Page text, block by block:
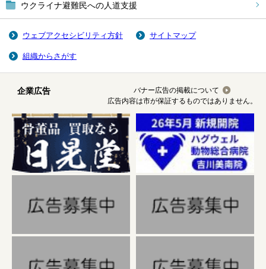
ウクライナ避難民への人道支援
ウェブアクセシビリティ方針 サイトマップ
組織からさがす
企業広告
バナー広告の掲載について
広告内容は市が保証するものではありません。